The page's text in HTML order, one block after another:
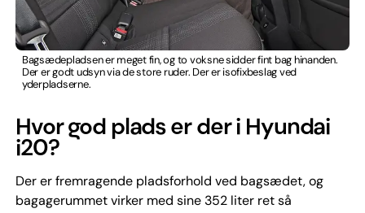
Bagsædepladsen er meget fin, og to voksne sidder fint bag hinanden.
Der er godt udsyn via de store ruder. Der er isofixbeslag ved
yderpladserne.
Hvor god plads er der i Hyundai
i20?
Der er fremragende pladsforhold ved bagsædet, og
bagagerummet virker med sine 352 liter ret så